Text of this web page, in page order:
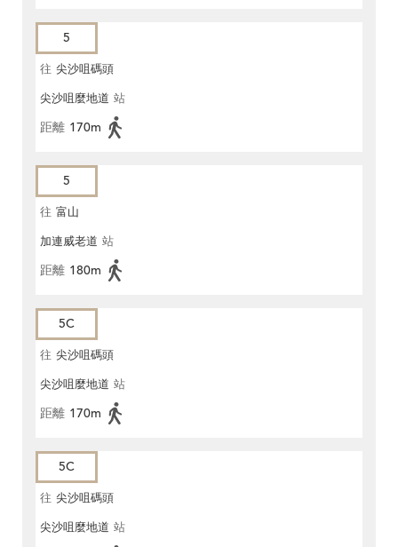
5
往 尖沙咀碼頭
尖沙咀麼地道 站
距離 170m
5
往 富山
加連威老道 站
距離 180m
5C
往 尖沙咀碼頭
尖沙咀麼地道 站
距離 170m
5C
往 尖沙咀碼頭
尖沙咀麼地道 站